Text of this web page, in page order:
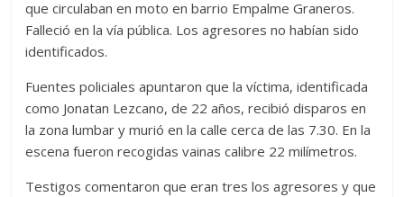
que circulaban en moto en barrio Empalme Graneros.
Falleció en la vía pública. Los agresores no habían sido
identificados.
Fuentes policiales apuntaron que la víctima, identificada
como Jonatan Lezcano, de 22 años, recibió disparos en
la zona lumbar y murió en la calle cerca de las 7.30. En la
escena fueron recogidas vainas calibre 22 milímetros.
Testigos comentaron que eran tres los agresores y que